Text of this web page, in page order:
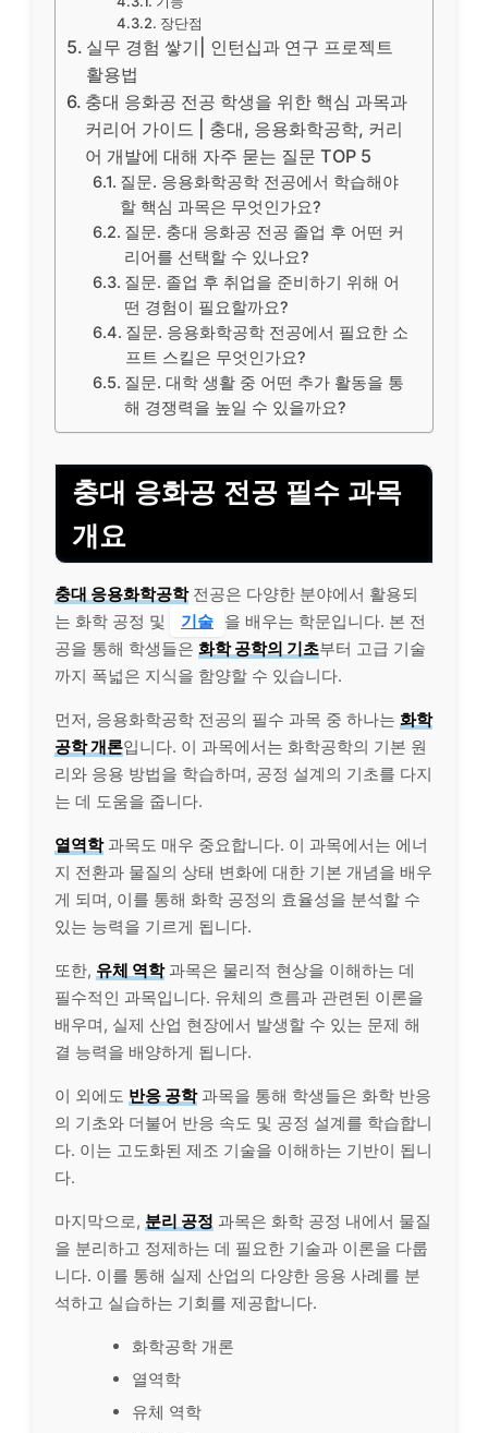
장단점
실무 경험 쌓기| 인턴십과 연구 프로젝트
활용법
충대 응화공 전공 학생을 위한 핵심 과목과
커리어 가이드 | 충대, 응용화학공학, 커리
어 개발에 대해 자주 묻는 질문 TOP 5
질문. 응용화학공학 전공에서 학습해야
할 핵심 과목은 무엇인가요?
질문. 충대 응화공 전공 졸업 후 어떤 커
리어를 선택할 수 있나요?
질문. 졸업 후 취업을 준비하기 위해 어
떤 경험이 필요할까요?
질문. 응용화학공학 전공에서 필요한 소
프트 스킬은 무엇인가요?
질문. 대학 생활 중 어떤 추가 활동을 통
해 경쟁력을 높일 수 있을까요?
충대 응화공 전공 필수 과목
개요
충대 응용화학공학전공은 다양한 분야에서 활용되
는 화학 공정 및
기술 을 배우는 학문입니다. 본 전
공을 통해 학생들은 화학 공학의 기초부터 고급 기술
까지 폭넓은 지식을 함양할 수 있습니다.
먼저, 응용화학공학 전공의 필수 과목 중 하나는 화학
공학 개론입니다. 이 과목에서는 화학공학의 기본 원
리와 응용 방법을 학습하며, 공정 설계의 기초를 다지
는 데 도움을 줍니다.
열역학과목도 매우 중요합니다. 이 과목에서는 에너
지 전환과 물질의 상태 변화에 대한 기본 개념을 배우
게 되며, 이를 통해 화학 공정의 효율성을 분석할 수
있는 능력을 기르게 됩니다.
또한, 유체 역학과목은 물리적 현상을 이해하는 데
필수적인 과목입니다. 유체의 흐름과 관련된 이론을
배우며, 실제 산업 현장에서 발생할 수 있는 문제 해
결 능력을 배양하게 됩니다.
이 외에도 반응 공학과목을 통해 학생들은 화학 반응
의 기초와 더불어 반응 속도 및 공정 설계를 학습합니
다. 이는 고도화된 제조 기술을 이해하는 기반이 됩니
다.
마지막으로, 분리 공정 과목은 화학 공정 내에서 물질
을 분리하고 정제하는 데 필요한 기술과 이론을 다룹
니다. 이를 통해 실제 산업의 다양한 응용 사례를 분
석하고 실습하는 기회를 제공합니다.
화학공학 개론
열역학
유체 역학